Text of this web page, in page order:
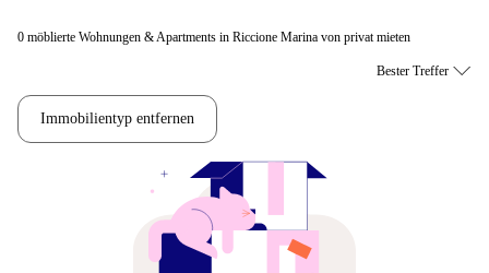
0 möblierte Wohnungen & Apartments in Riccione Marina von privat mieten
Immobilientyp entfernen